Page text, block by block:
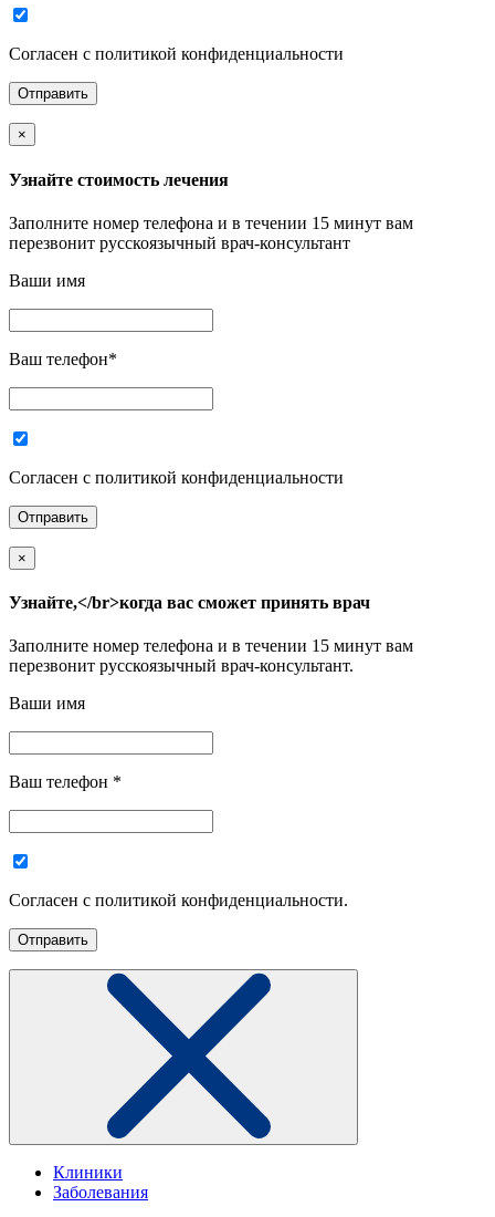
Согласен с политикой конфиденциальности
×
Узнайте стоимость лечения
Заполните номер телефона и в течении 15 минут вам
перезвонит русскоязычный врач-консультант
Ваши имя
Ваш телефон*
Согласен с политикой конфиденциальности
×
Узнайте,</br>когда вас сможет принять врач
Заполните номер телефона и в течении 15 минут вам
перезвонит русскоязычный врач-консультант.
Ваши имя
Ваш телефон *
Согласен с политикой конфиденциальности.
Клиники
Заболевания